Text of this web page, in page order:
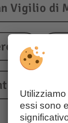
Vigilio di